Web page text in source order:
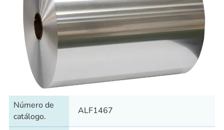
Número de
catálogo.
ALF1467